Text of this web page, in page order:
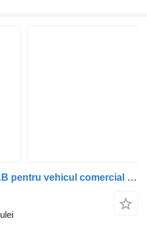
Pompă de ulei 03L115251B pentru vehicul comercial Volkswagen